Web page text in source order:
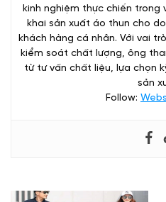
kinh nghiệm thực chiến
khai sản xuất áo thun cho
khách hàng cá nhân. Với vai
kiểm soát chất lượng, ông
từ tư vấn chất liệu, lựa chọn
sản
Follow: